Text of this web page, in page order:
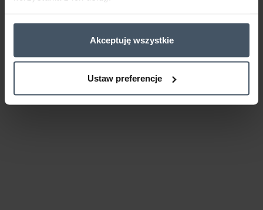
Akceptuję wszystkie
Ustaw preferencje